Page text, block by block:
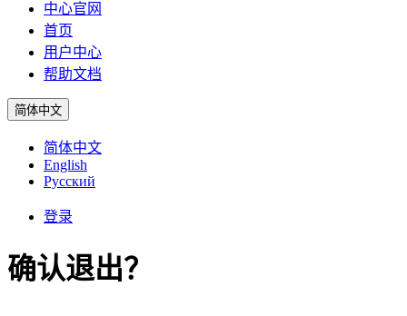
中心官网
首页
用户中心
帮助文档
简体中文
简体中文
English
Русский
登录
确认退出？